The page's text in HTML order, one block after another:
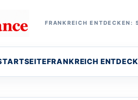
FRANKREICH ENTDECKEN:
FRANKREICH